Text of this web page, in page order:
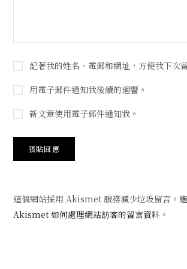
記著我的姓名、電郵和網址，方便我下次
用電子郵件通知我後續的迴響。
新文章使用電子郵件通知我。
這個網站採用 Akismet 服務減少垃圾留言。
Akismet 如何處理網站訪客的留言資料 。